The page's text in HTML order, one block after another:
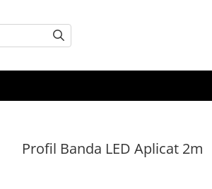
Profil Banda LED Aplicat 2m